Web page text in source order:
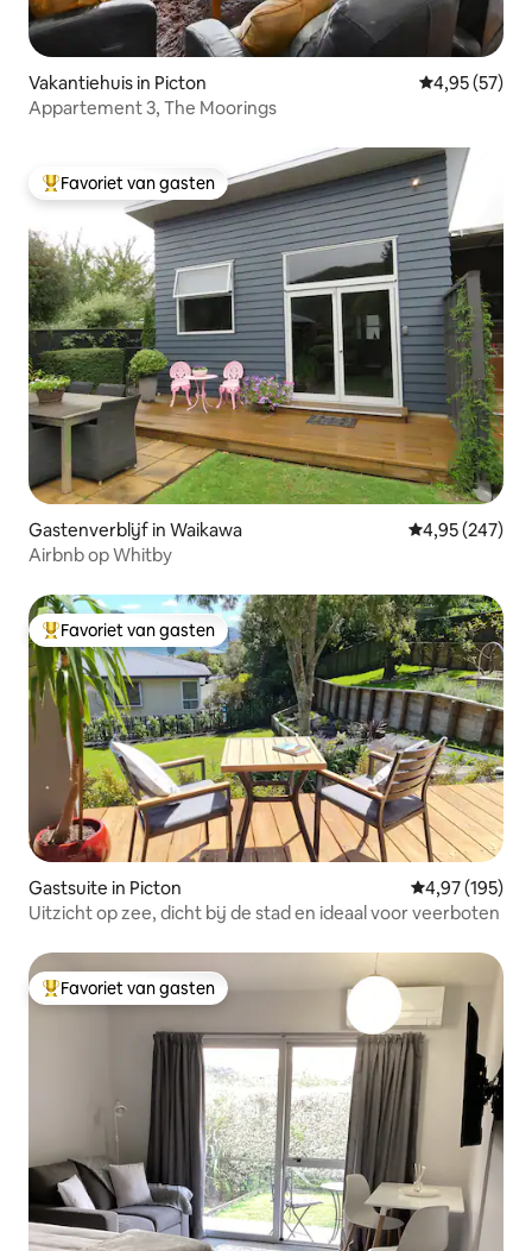
Vakantiehuis in Picton Gemiddelde
4,95 (57)
Appartement 3, The Moorings
Topfavoriet van gasten
Favoriet van gasten
Gastenverblijf in Waikawa Gemiddelde
4,95 (247)
Airbnb op Whitby
Topfavoriet van gasten
Favoriet van gasten
Gastsuite in Picton Gemiddelde
4,97 (195)
Uitzicht op zee, dicht bij de stad en ideaal voor veerboten
Topfavoriet van gasten
Favoriet van gasten